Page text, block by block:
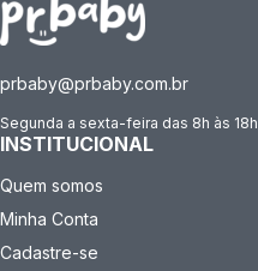
prbaby@prbaby.com.br
Segunda a sexta-feira das 8h às 18h
INSTITUCIONAL
Quem somos
Minha Conta
Cadastre-se